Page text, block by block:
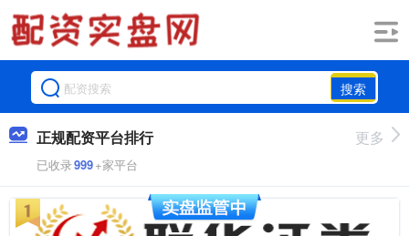
搜索
正规配资平台排行
已收录999+家平台
更多